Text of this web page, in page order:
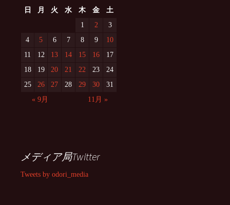
日
月 火 水 木 金
土
1
2
3
4
5 6 7 8 9
10
11
12 13 14 15 16
17
18
19 20 21 22 23
24
25
26 27 28 29 30
31
« 9月
11月 »
メディア局Twitter
Tweets by odori_media